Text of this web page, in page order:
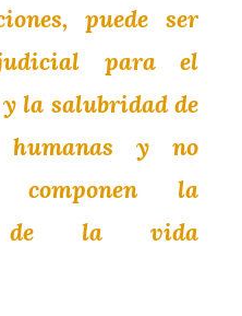
puede ser
para el
la salubridad de
humanas y no
componen la
de la vida